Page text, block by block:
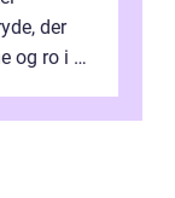
der
og ro i en